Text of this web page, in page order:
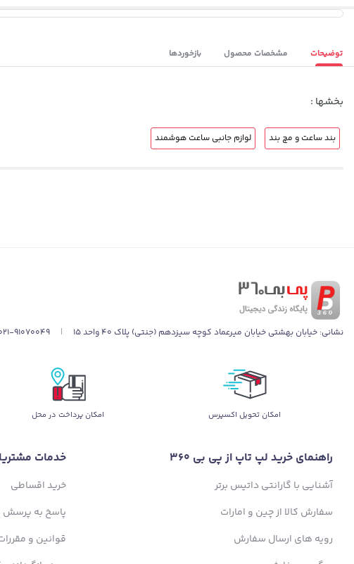
توضیحات مشخصات محصول بازخوردها
بخشها :
بند ساعت و مچ بند لوازم جانبی ساعت هوشمند
نشانی: خیابان بهشتی خیابان میرعماد کوچه سیزدهم (جنتی) پلاک ۴۰ واحد ۱۵ |
91070049
اﻣﮑﺎن ﺗﺤﻮﯾﻞ اﮐﺴﭙﺮس امکان پرداخت در محل
راهنمای خرید لپ تاپ از پی بی 360
آشنایی با گارانتی داتیس برتر
سفارش کالا از چین و امارات
رویه های ارسال سفارش
خدمات
خرید اقساطی
پاسخ به پرسش
قوانین و